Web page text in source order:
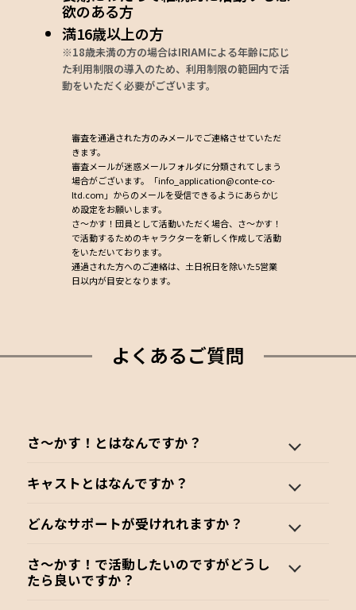
欲のある方
満16歳以上の方
※18歳未満の方の場合はIRIAMによる年齢に応じ
た利用制限の導入のため、利用制限の範囲内で活
動をいただく必要がございます。
審査を通過された方のみメールでご連絡させていただ
きます。
審査メールが迷惑メールフォルダに分類されてしまう
場合がございます。「info_application@conte-co-
ltd.com」からのメールを受信できるようにあらかじ
め設定をお願いします。
さ〜かす！団員として活動いただく場合、さ〜かす！
で活動するためのキャラクターを新しく作成して活動
をいただいております。
通過された方へのご連絡は、土日祝日を除いた5営業
日以内が目安となります。
よくあるご質問
さ〜かす！とはなんですか？
キャストとはなんですか？
どんなサポートが受けれれますか？
さ〜かす！で活動したいのですがどうし
たら良いですか？